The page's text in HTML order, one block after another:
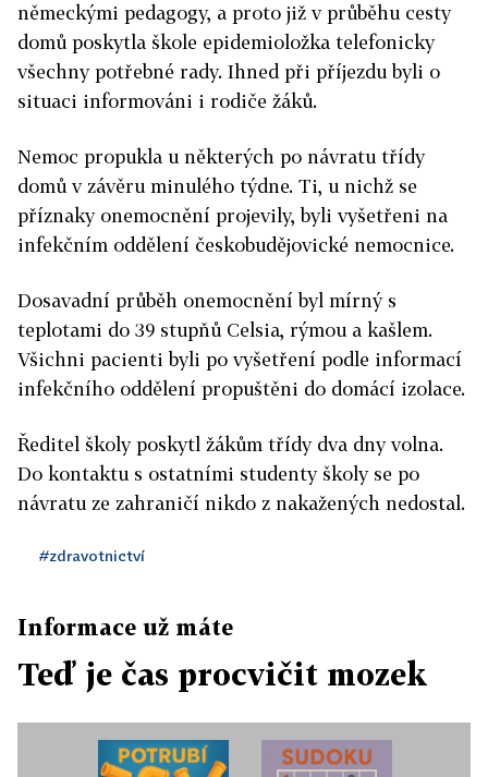
německými pedagogy, a proto již v průběhu cesty
domů poskytla škole epidemioložka telefonicky
všechny potřebné rady. Ihned při příjezdu byli o
situaci informováni i rodiče žáků.
Nemoc propukla u některých po návratu třídy
domů v závěru minulého týdne. Ti, u nichž se
příznaky onemocnění projevily, byli vyšetřeni na
infekčním oddělení českobudějovické nemocnice.
Dosavadní průběh onemocnění byl mírný s
teplotami do 39 stupňů Celsia, rýmou a kašlem.
Všichni pacienti byli po vyšetření podle informací
infekčního oddělení propuštěni do domácí izolace.
Ředitel školy poskytl žákům třídy dva dny volna.
Do kontaktu s ostatními studenty školy se po
návratu ze zahraničí nikdo z nakažených nedostal.
#zdravotnictví
Informace už máte
Teď je čas procvičit mozek